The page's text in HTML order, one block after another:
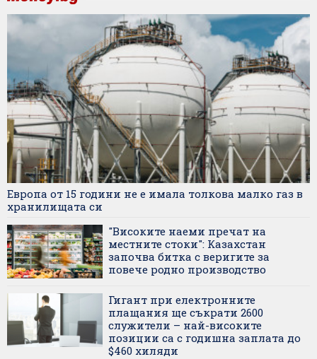
Европа от 15 години не е имала толкова малко газ в
хранилищата си
"Високите наеми пречат на
местните стоки": Казахстан
започва битка с веригите за
повече родно производство
Гигант при електронните
плащания ще съкрати 2600
служители – най-високите
позиции са с годишна заплата до
$460 хиляди